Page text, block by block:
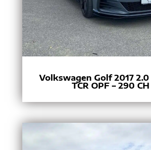
Volkswagen Golf 2017 2.0
TCR OPF – 290 CH